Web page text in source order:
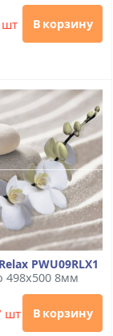
В корзину
PWU09RLX1
498x500 8мм
шт В корзину